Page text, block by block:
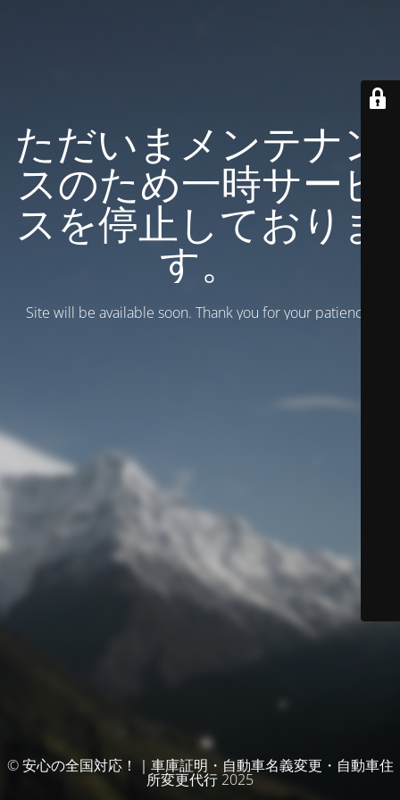
ただいまメンテナン
スのため一時サービ
スを停止しておりま
す。
Site will be available soon. Thank you for your patience!
© 安心の全国対応！｜車庫証明・自動車名義変更・自動車住
所変更代行 2025